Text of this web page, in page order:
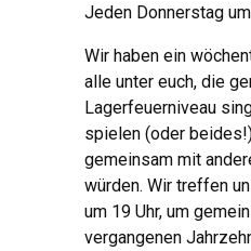
Jeden Donnerstag
Wir haben ein
alle unter euch, die
Lagerfeuerniveau
spielen (oder
gemeinsam mit
würden. Wir treffen
um 19 Uhr, um
vergangenen